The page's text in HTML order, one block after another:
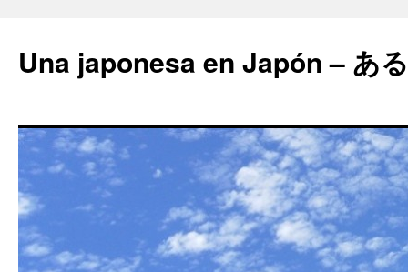
Una japonesa en Japón – あ